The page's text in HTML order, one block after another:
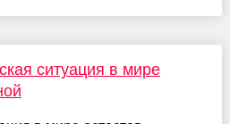
ситуация в мире